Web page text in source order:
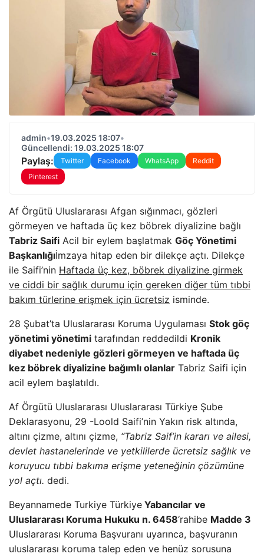
admin•19.03.2025 18:07•
Güncellendi: 19.03.2025 18:07
Paylaş: Twitter Facebook WhatsApp
Reddit
Pinterest
Af Örgütü Uluslararası Afgan sığınmacı, gözleri
görmeyen ve haftada üç kez böbrek diyalizine bağlı
Tabriz Saifi Acil bir eylem başlatmak Göç Yönetimi
Başkanlığıİmzaya hitap eden bir dilekçe açtı. Dilekçe
ile Saifi’nin Haftada üç kez, böbrek diyalizine girmek
ve ciddi bir sağlık durumu için gereken diğer tüm tıbbi
bakım türlerine erişmek için ücretsiz isminde.
28 Şubat’ta Uluslararası Koruma Uygulaması Stok göç
yönetimi yönetimi tarafından reddedildi Kronik
diyabet nedeniyle gözleri görmeyen ve haftada üç
kez böbrek diyalizine bağımlı olanlar Tabriz Saifi için
acil eylem başlatıldı.
Af Örgütü Uluslararası Uluslararası Türkiye Şube
Deklarasyonu, 29 -Loold Saifi’nin Yakın risk altında,
altını çizme, altını çizme, “Tabriz Saif’in kararı ve ailesi,
devlet hastanelerinde ve yetkililerde ücretsiz sağlık ve
koruyucu tıbbi bakıma erişme yeteneğinin çözümüne
yol açtı. dedi.
Beyannamede Turkiye Türkiye Yabancılar ve
Uluslararası Koruma Hukuku n. 6458‘rahibe Madde 3
Uluslararası Koruma Başvuranı uyarınca, başvuranın
uluslararası koruma talep eden ve henüz sorusuna